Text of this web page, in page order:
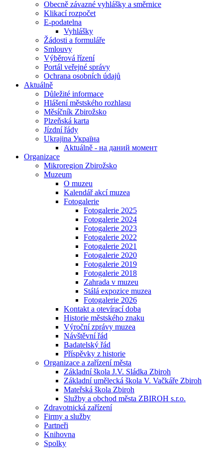
Obecně závazné vyhlášky a směrnice
Klikací rozpočet
E-podatelna
Vyhlášky
Žádosti a formuláře
Smlouvy
Výběrová řízení
Portál veřejné správy
Ochrana osobních údajů
Aktuálně
Důležité informace
Hlášení městského rozhlasu
Měsíčník Zbirožsko
Plzeňská karta
Jízdní řády
Ukrajina Україна
Aktuálně - на даний момент
Organizace
Mikroregion Zbirožsko
Muzeum
O muzeu
Kalendář akcí muzea
Fotogalerie
Fotogalerie 2025
Fotogalerie 2024
Fotogalerie 2023
Fotogalerie 2022
Fotogalerie 2021
Fotogalerie 2020
Fotogalerie 2019
Fotogalerie 2018
Zahrada v muzeu
Stálá expozice muzea
Fotogalerie 2026
Kontakt a otevírací doba
Historie městského znaku
Výroční zprávy muzea
Návštěvní řád
Badatelský řád
Příspěvky z historie
Organizace a zařízení města
Základní škola J.V. Sládka Zbiroh
Základní umělecká škola V. Vačkáře Zbiroh
Mateřská škola Zbiroh
Služby a obchod města ZBIROH s.r.o.
Zdravotnická zařízení
Firmy a služby
Partneři
Knihovna
Spolky